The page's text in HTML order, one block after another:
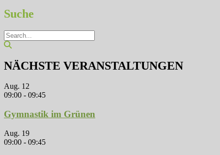
Suche
NÄCHSTE VERANSTALTUNGEN
Aug. 12
09:00 - 09:45
Gymnastik im Grünen
Aug. 19
09:00 - 09:45